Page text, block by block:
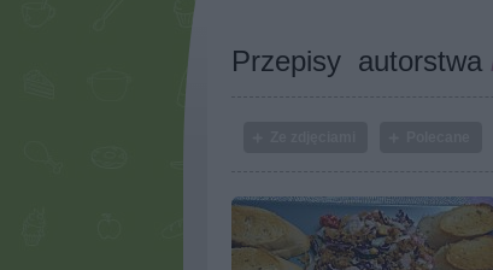
Przepisy autorstwa